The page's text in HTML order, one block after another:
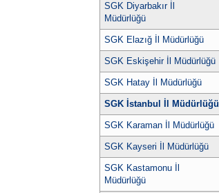
SGK Diyarbakır İl
Müdürlüğü
SGK Elazığ İl Müdürlüğü
SGK Eskişehir İl Müdürlüğü
SGK Hatay İl Müdürlüğü
SGK İstanbul İl Müdürlüğü
SGK Karaman İl Müdürlüğü
SGK Kayseri İl Müdürlüğü
SGK Kastamonu İl
Müdürlüğü